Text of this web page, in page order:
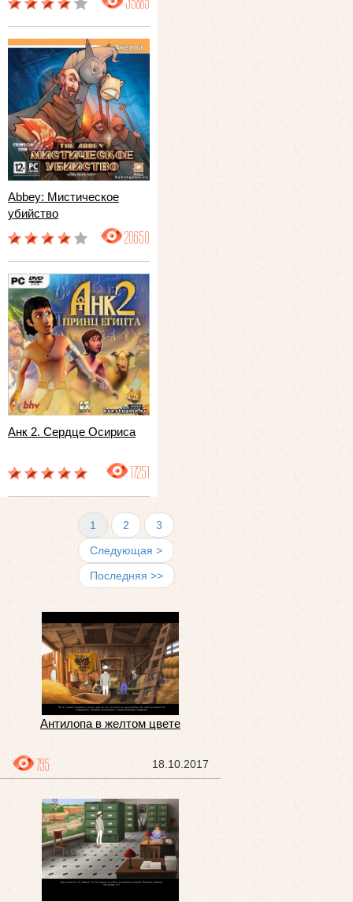
Abbey: Мистическое
убийство
20650
Анк 2. Сердце Осириса
17251
1 2
3
Следующая >
Последняя >>
Антилопа в желтом цвете
18.10.2017
795